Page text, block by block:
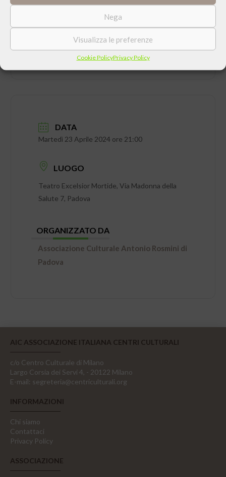
Nega
Visualizza le preferenze
Cookie PolicyPrivacy Policy
DATA
Martedì 23 Aprile 2024 ore 21:00
LUOGO
Teatro Excelsior Mortide, Via Madonna della
Salute 7, Padova
ORGANIZZATO DA
Associazione Culturale Antonio Rosmini di
Padova
AIC ASSOCIAZIONE ITALIANA CENTRI CULTURALI
c/o Centro Culturale di Milano
Largo Corsia dei Servi 4, - 20122 Milano
E-mail: segreteria@centriculturali.org
INFORMAZIONI
Chi siamo
Contattaci
Privacy Policy
ASSOCIAZIONE